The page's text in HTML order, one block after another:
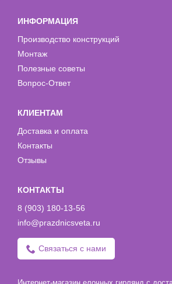
ИНФОРМАЦИЯ
Производство конструкций
Монтаж
Полезные советы
Вопрос-Ответ
КЛИЕНТАМ
Доставка и оплата
Контакты
Отзывы
КОНТАКТЫ
8 (903) 180-13-56
info@prazdnicsveta.ru
Связаться с нами